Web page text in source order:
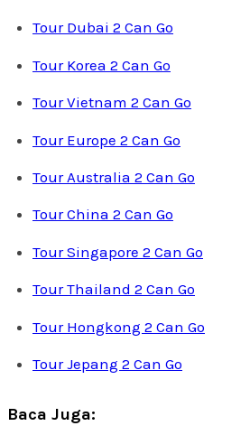
Tour Dubai 2 Can Go
Tour Korea 2 Can Go
Tour Vietnam 2 Can Go
Tour Europe 2 Can Go
Tour Australia 2 Can Go
Tour China 2 Can Go
Tour Singapore 2 Can Go
Tour Thailand 2 Can Go
Tour Hongkong 2 Can Go
Tour Jepang 2 Can Go
Baca Juga: